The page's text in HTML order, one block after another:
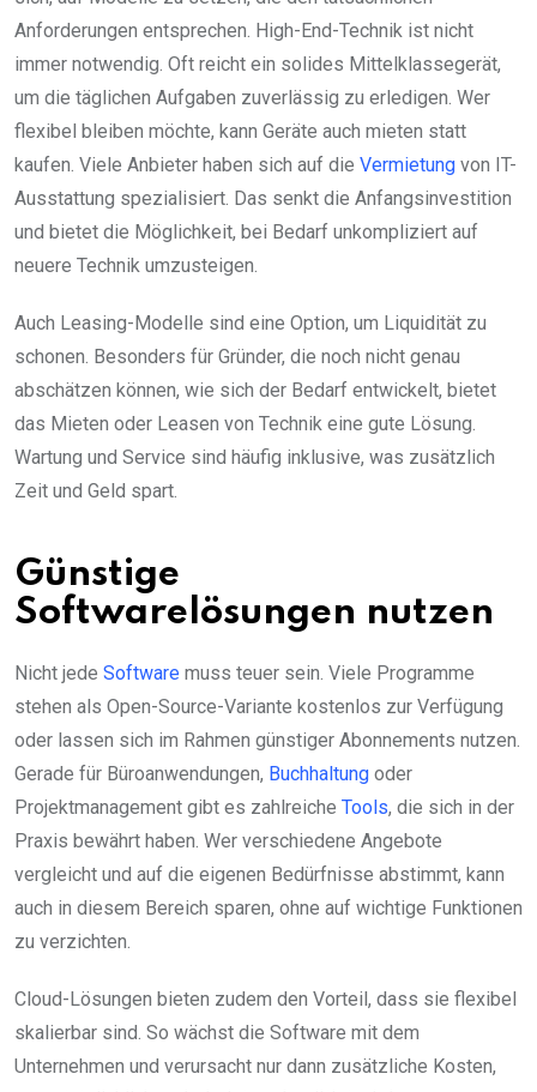
Anforderungen entsprechen. High-End-Technik ist nicht
immer notwendig. Oft reicht ein solides Mittelklassegerät,
um die täglichen Aufgaben zuverlässig zu erledigen. Wer
flexibel bleiben möchte, kann Geräte auch mieten statt
kaufen. Viele Anbieter haben sich auf die Vermietung von IT-
Ausstattung spezialisiert. Das senkt die Anfangsinvestition
und bietet die Möglichkeit, bei Bedarf unkompliziert auf
neuere Technik umzusteigen.
Auch Leasing-Modelle sind eine Option, um Liquidität zu
schonen. Besonders für Gründer, die noch nicht genau
abschätzen können, wie sich der Bedarf entwickelt, bietet
das Mieten oder Leasen von Technik eine gute Lösung.
Wartung und Service sind häufig inklusive, was zusätzlich
Zeit und Geld spart.
Günstige
Softwarelösungen nutzen
Nicht jede Software muss teuer sein. Viele Programme
stehen als Open-Source-Variante kostenlos zur Verfügung
oder lassen sich im Rahmen günstiger Abonnements nutzen.
Gerade für Büroanwendungen, Buchhaltung oder
Projektmanagement gibt es zahlreiche Tools, die sich in der
Praxis bewährt haben. Wer verschiedene Angebote
vergleicht und auf die eigenen Bedürfnisse abstimmt, kann
auch in diesem Bereich sparen, ohne auf wichtige Funktionen
zu verzichten.
Cloud-Lösungen bieten zudem den Vorteil, dass sie flexibel
skalierbar sind. So wächst die Software mit dem
Unternehmen und verursacht nur dann zusätzliche Kosten,